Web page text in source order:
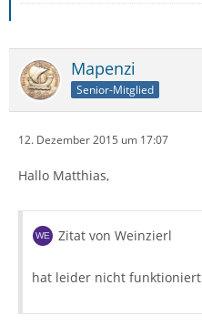
Mapenzi
Senior-Mitglied
12. Dezember 2015 um 17:07
Hallo Matthias,
Zitat von Weinzierl
hat leider nicht funktioniert